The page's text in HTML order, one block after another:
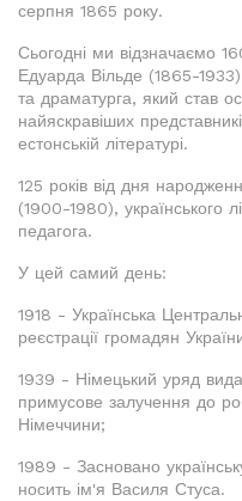
серпня 1865 року.
Сьогодні ми відзначаємо
Едуарда Вільде (1865-
та драматурга, який став
найяскравіших
естонській літературі.
125 років від дня
(1900-1980), українського
педагога.
У цей самий день:
1918 - Українська
реєстрації громадян
1939 - Німецький уряд
примусове залучення до
Німеччини;
1989 - Засновано
носить ім'я Василя Стуса.